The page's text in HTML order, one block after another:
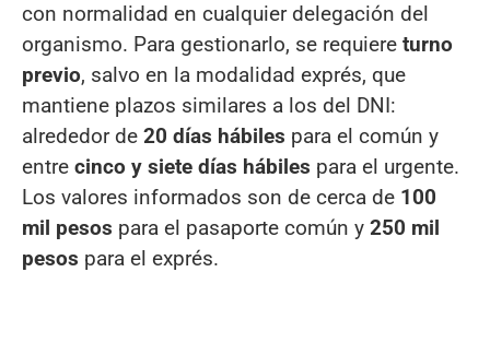
con normalidad en cualquier delegación del
organismo. Para gestionarlo, se requiere turno
previo, salvo en la modalidad exprés, que
mantiene plazos similares a los del DNI:
alrededor de 20 días hábiles para el común y
entre cinco y siete días hábiles para el urgente.
Los valores informados son de cerca de 100
mil pesos para el pasaporte común y 250 mil
pesos para el exprés.